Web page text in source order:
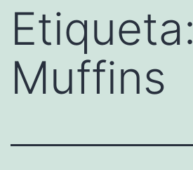
Etiqueta:
Muffins